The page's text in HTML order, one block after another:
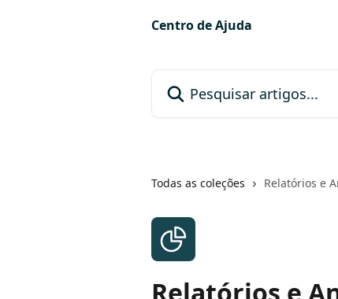
Centro de Ajuda
Todas as coleções Relatórios e